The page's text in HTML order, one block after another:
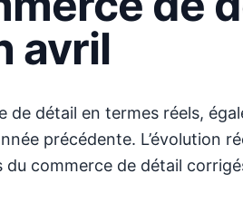
avril
de détail en termes réels,
précédente. L’évolution
commerce de détail